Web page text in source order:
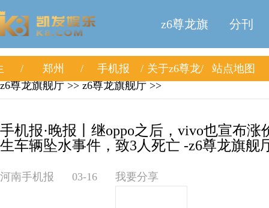
z6尊龙旗
舰厅
分刊
郑州 手机报 关于z6尊龙
站点地图
z6尊龙旗舰厅 >> z6尊龙旗舰厅 >>
手机报·晚报丨继oppo之后，vivo也宣布涨
生车辆坠水事件，致3人死亡 -z6尊龙旗舰
河南手机报 03-16 我要分享